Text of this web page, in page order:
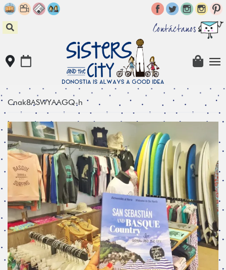
Skip
to
content
Contáctanos
Cnak8ASWYAAGQ-h